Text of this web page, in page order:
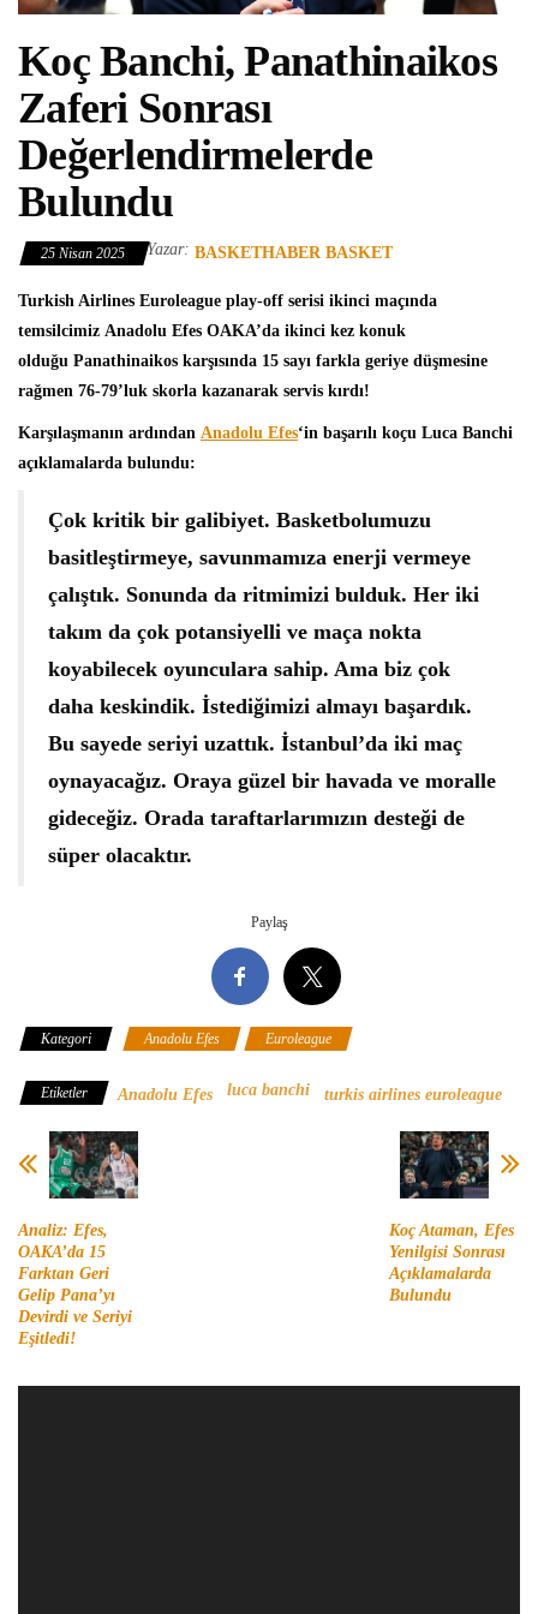
Koç Banchi, Panathinaikos
Zaferi Sonrası
Değerlendirmelerde
Bulundu
25 Nisan 2025 Yazar: BASKETHABER BASKET
Turkish Airlines Euroleague play-off serisi ikinci maçında
temsilcimiz Anadolu Efes OAKA’da ikinci kez konuk
olduğu Panathinaikos karşısında 15 sayı farkla geriye düşmesine
rağmen 76-79’luk skorla kazanarak servis kırdı!
Karşılaşmanın ardından Anadolu Efes‘in başarılı koçu Luca Banchi
açıklamalarda bulundu:
Çok kritik bir galibiyet. Basketbolumuzu
basitleştirmeye, savunmamıza enerji vermeye
çalıştık. Sonunda da ritmimizi bulduk. Her iki
takım da çok potansiyelli ve maça nokta
koyabilecek oyunculara sahip. Ama biz çok
daha keskindik. İstediğimizi almayı başardık.
Bu sayede seriyi uzattık. İstanbul’da iki maç
oynayacağız. Oraya güzel bir havada ve moralle
gideceğiz. Orada taraftarlarımızın desteği de
süper olacaktır.
Paylaş
Kategori Anadolu Efes Euroleague
Etiketler Anadolu Efes luca banchi turkis airlines euroleague
Analiz: Efes,
OAKA’da 15
Farktan Geri
Gelip Pana’yı
Devirdi ve Seriyi
Eşitledi!
Koç Ataman, Efes
Yenilgisi Sonrası
Açıklamalarda
Bulundu